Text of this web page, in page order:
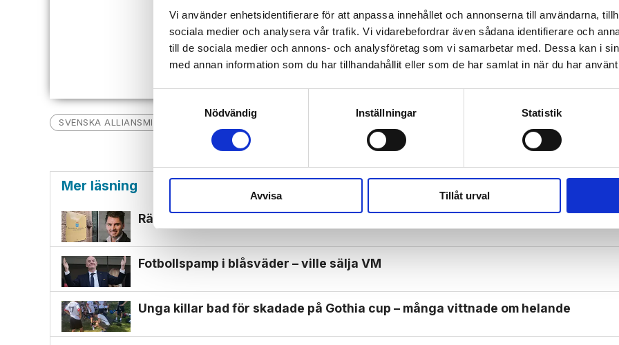
Vi använder enhetsidentifierare för att anpassa innehållet och annonserna till användarna,
sociala medier och analysera vår trafik. Vi vidarebefordrar även sådana identifierare och
till de sociala medier och annons- och analysföretag som vi samarbetar med. Dessa kan i
med annan information som du har tillhandahållit eller som de har samlat in när du har
Samtyckesval
Nödvändig
Inställningar Statistik
Avvisa Tillåt urval
Redan prenumerant? Logga in
Mina Sidor
SVENSKA ALLIANSMISSIONEN EVANGELISKA FRIKYRKAN
Mer läsning
Rättegång mot Alfvén närmar sig – nu kräver tusentals ändrad lagstiftning
Fotbollspamp i blåsväder – ville sälja VM
Unga killar bad för skadade på Gothia cup – många vittnade om helande